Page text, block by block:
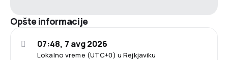
Opšte informacije
Lokalno vreme (UTC+0) u Rejkjaviku
07:48, 7 avg 2026